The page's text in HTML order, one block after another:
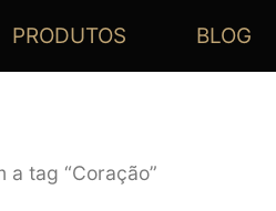
PRODUTOS BLOG
a tag “Coração”